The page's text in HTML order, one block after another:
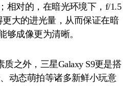
相对的，在暗光环境下，f/1.5
大的进光量，从而保证在暗
够成像更为清晰。
之外，三星Galaxy S9更是搭
动态萌拍等诸多新鲜小玩意